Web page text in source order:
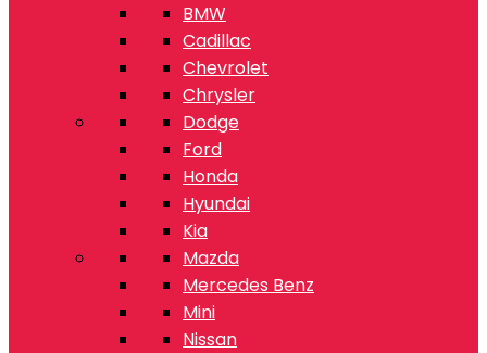
BMW
Cadillac
Chevrolet
Chrysler
Dodge
Ford
Honda
Hyundai
Kia
Mazda
Mercedes Benz
Mini
Nissan